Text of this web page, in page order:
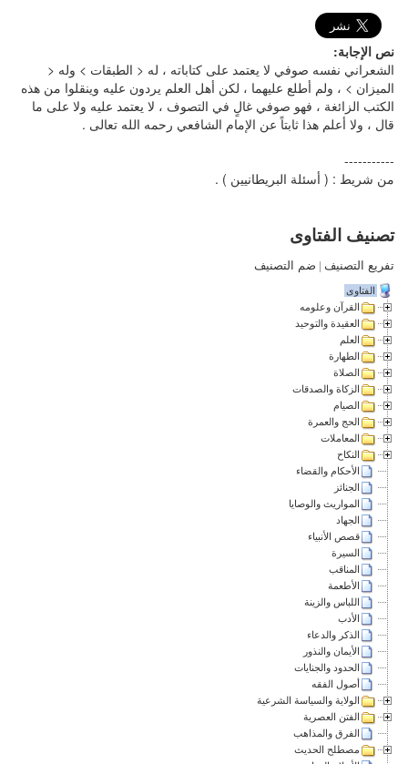
نص الإجابة:
الشعراني نفسه صوفي لا يعتمد على كتاباته ، له < الطبقات > وله <
الميزان > ، ولم أطلع عليهما ، لكن أهل العلم يردون عليه وينقلوا من هذه
الكتب الزائغة ، فهو صوفي غالٍ في التصوف ، لا يعتمد عليه ولا على ما
قال ، ولا أعلم هذا ثابتاً عن الإمام الشافعي رحمه الله تعالى .
-----------
من شريط : ( أسئلة البريطانيين ) .
تصنيف الفتاوى
تفريع التصنيف | ضم التصنيف
الفتاوى
القرآن وعلومه
العقيدة والتوحيد
العلم
الطهارة
الصلاة
الزكاة والصدقات
الصيام
الحج والعمرة
المعاملات
النكاح
الأحكام والقضاء
الجنائز
المواريث والوصايا
الجهاد
قصص الأنبياء
السيرة
المناقب
الأطعمة
اللباس والزينة
الأدب
الذكر والدعاء
الأيمان والنذور
الحدود والجنايات
أصول الفقه
الولاية والسياسة الشرعية
الفتن العصرية
الفرق والمذاهب
مصطلح الحديث